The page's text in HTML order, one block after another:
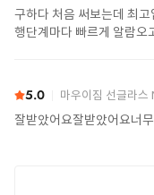
구하다 처음 써보는데 최
행단계마다 빠르게 알람오
5.0 마우이짐 선글라스
잘받았어요잘받았어요너